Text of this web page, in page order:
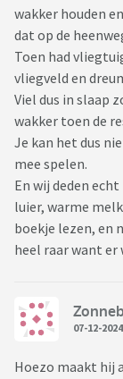
wakker houden
dat op de
Toen had
vliegveld en
Viel dus in slaap
wakker toen de
Je kan het dus
mee spelen.
En wij deden
luier, warme
boekje lezen, en
heel raar want er
07-12-2024
Hoezo maakt hij